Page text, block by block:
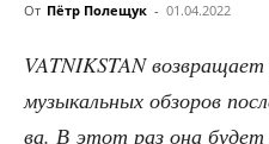
От Пётр Полещук - 01.04.2022
VATNIKSTAN
музы­каль­ных обзо­ров
ва. В этот раз она будет